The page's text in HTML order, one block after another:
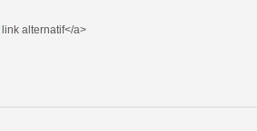
link alternatif</a>